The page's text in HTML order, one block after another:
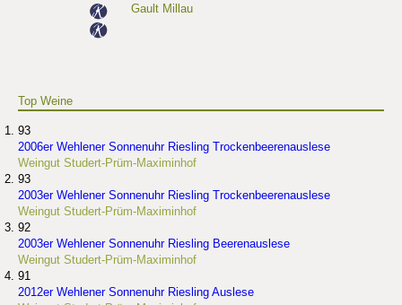
Gault Millau
Top Weine
93
2006er Wehlener Sonnenuhr Riesling Trockenbeerenauslese
Weingut Studert-Prüm-Maximinhof
93
2003er Wehlener Sonnenuhr Riesling Trockenbeerenauslese
Weingut Studert-Prüm-Maximinhof
92
2003er Wehlener Sonnenuhr Riesling Beerenauslese
Weingut Studert-Prüm-Maximinhof
91
2012er Wehlener Sonnenuhr Riesling Auslese